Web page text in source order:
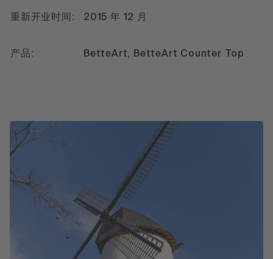
重新开业时间: 2015 年 12 月
产品: BetteArt, BetteArt Counter Top